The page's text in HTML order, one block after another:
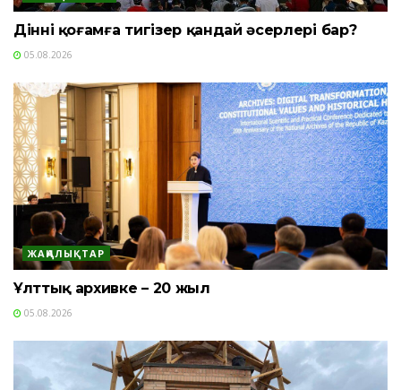
Діннің қоғамға тигізер қандай әсерлері бар?
05.08.2026
ЖАҢАЛЫҚТАР
Ұлттық архивке – 20 жыл
05.08.2026